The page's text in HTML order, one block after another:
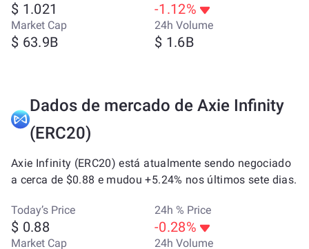
$ 1.021 -1.12%
Market Cap
$ 63.9B
24h Volume
$ 1.6B
Dados de mercado de Axie Infinity
(ERC20)
Axie Infinity (ERC20) está atualmente sendo negociado
a cerca de $0.88 e mudou +5.24% nos últimos sete dias.
Today’s Price
$ 0.88
24h % Price
-0.28%
Market Cap 24h Volume